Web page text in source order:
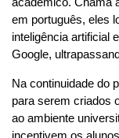
em português, eles
inteligência artificial
Google,
Na continuidade do
para serem criados
ao ambiente
incentivem os